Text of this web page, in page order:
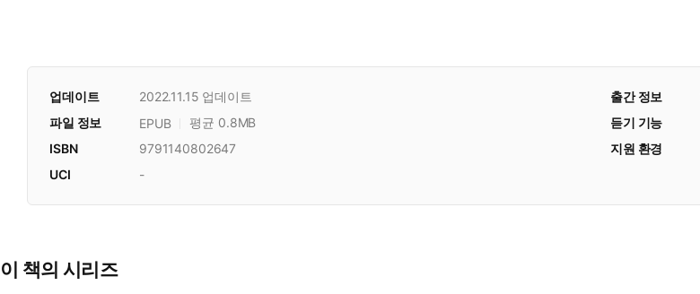
업데이트 2022.11.15 업데이트 출간 정보
듣기 기능
파일 정보 EPUB
평균 0.8MB
지원 환경
ISBN
9791140802647
UCI
-
이 책의 시리즈